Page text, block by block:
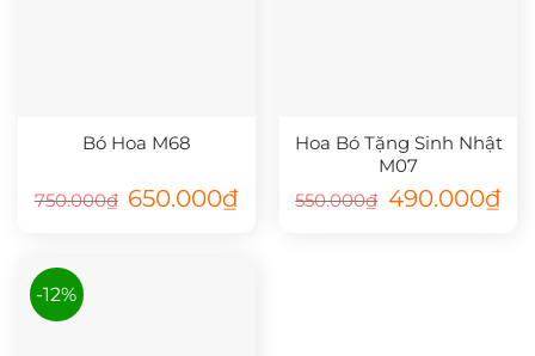
Bó Hoa M68
750.000₫ Giá
gốc
650.000₫Giá
Hoa Bó Tặng Sinh Nhật
M07
550.000₫
Giá
gốc
490.000₫Giá
-12%